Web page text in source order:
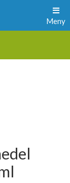
Meny